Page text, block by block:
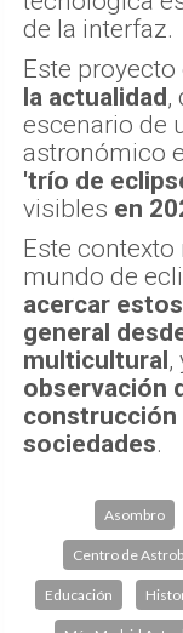
de la interfaz.
Este proyecto
la actualidad,
escenario de
astronómico
'trío de
visibles en
Este contexto
mundo de
acercar
general
multicultural,
observación
construcción
sociedades.
Asombro
Centro de
Educación